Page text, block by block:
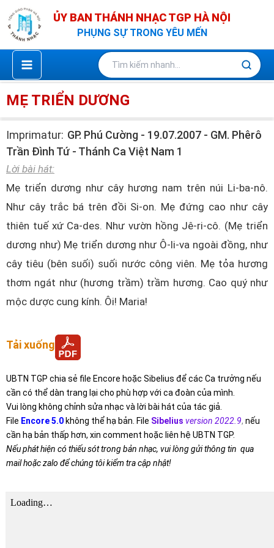
Nhảy
tới
nội
dung
ỦY BAN THÁNH NHẠC TGP HÀ NỘI
PHỤNG SỰ TRONG YÊU MẾN
MẸ TRIỂN DƯƠNG
Imprimatur: GP. Phú Cường - 19.07.2007 - GM. Phêrô
Trần Đình Tứ - Thánh Ca Việt Nam 1
Lời bài hát:
Mẹ triển dương như cây hương nam trên núi Li-ba-nô.
Như cây trắc bá trên đồi Si-on. Mẹ đứng cao như cây
thiên tuế xứ Ca-des. Như vườn hồng Jê-ri-cô. (Mẹ triển
dương như) Mẹ triển dương như Ô-li-va ngoài đồng, như
cây tiêu (bên suối) suối nước công viên. Mẹ tỏa hương
thơm ngát như (hương trầm) trầm hương. Cao quý như
mộc dược cung kính. Ôi! Maria!
Tải xuống
UBTN TGP chia sẻ file Encore hoặc Sibelius để các Ca trưởng nếu
cần có thể dàn trang lại cho phù hợp với ca đoàn của mình.
Vui lòng không chỉnh sửa nhạc và lời bài hát của tác giả.
File Encore 5.0 không thể hạ bản. File Sibelius version 2022.9, nếu
cần hạ bản thấp hơn, xin comment hoặc liên hệ UBTN TGP.
Nếu phát hiện có thiếu sót trong bản nhạc, vui lòng gửi thông tin qua
mail hoặc zalo để chúng tôi kiểm tra cập nhật!